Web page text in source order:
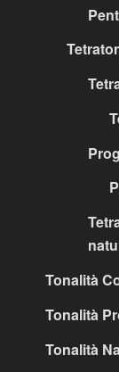
Tonalità
Tonalità
Tonalità Na